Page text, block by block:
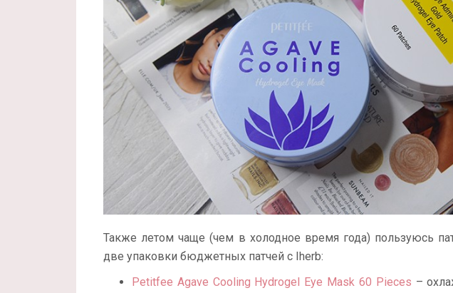
Также летом чаще (чем в холодное время года) пользуюсь
две упаковки бюджетных патчей с Iherb:
Petitfee Agave Cooling Hydrogel Eye Mask 60 Pieces –